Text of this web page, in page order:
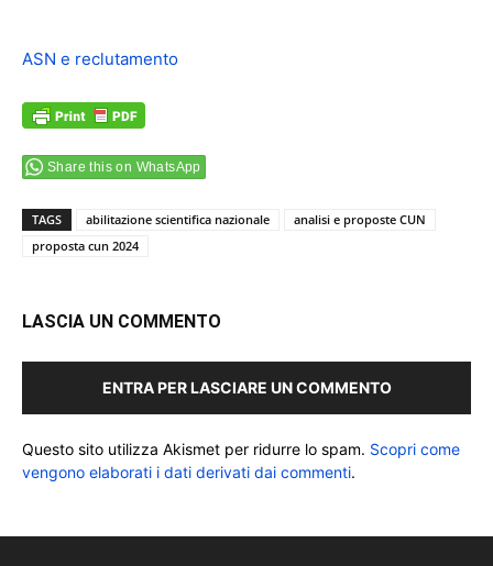
ASN e reclutamento
Share this on WhatsApp
TAGS abilitazione scientifica nazionale
analisi e proposte CUN
proposta cun 2024
LASCIA UN COMMENTO
ENTRA PER LASCIARE UN COMMENTO
Questo sito utilizza Akismet per ridurre lo spam. Scopri come
vengono elaborati i dati derivati dai commenti.